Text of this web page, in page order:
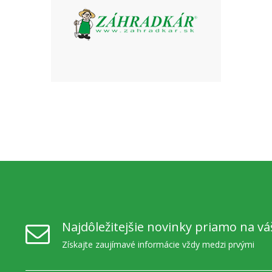
Najdôležitejšie novinky priamo na
Získajte zaujímavé informácie vždy medzi prvými